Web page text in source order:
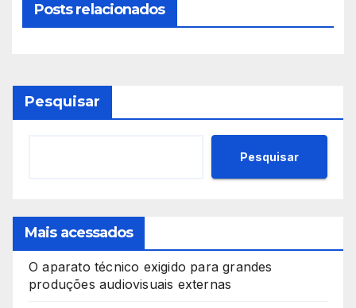
Posts relacionados
Pesquisar
Pesquisar
Mais acessados
O aparato técnico exigido para grandes
produções audiovisuais externas